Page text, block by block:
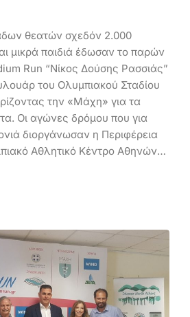
θεατών σχεδόν 2.000
μικρά παιδιά έδωσαν το παρών
Run “Νίκος Δούσης Ρασσιάς”
του Ολυμπιακού Σταδίου
την «Μάχη» για τα
Οι αγώνες δρόμου που για
διοργάνωσαν η Περιφέρεια
Αθλητικό Κέντρο Αθηνών…